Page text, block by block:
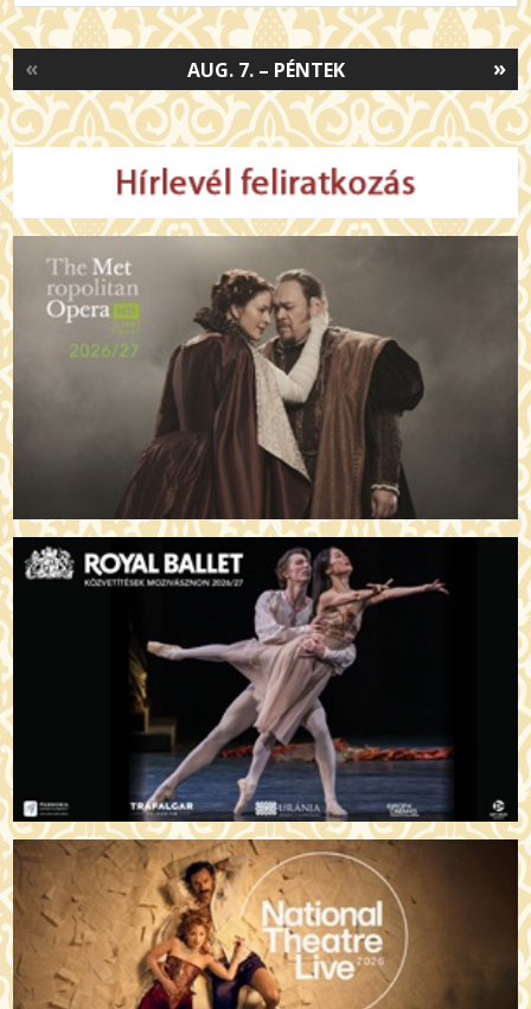
»
AUG. 7. – PÉNTEK
«